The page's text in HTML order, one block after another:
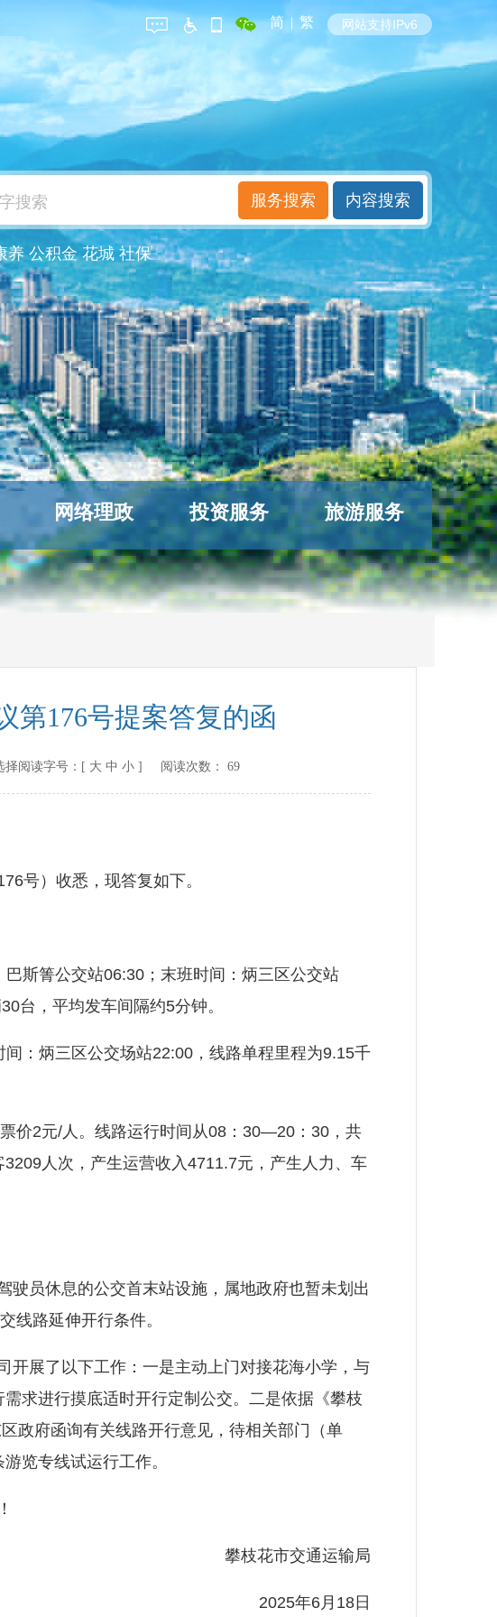
简 | 繁 网站支持IPv6
养 公积金 花城 社保
网络理政 投资服务 旅游服务
第176号提案答复的函
阅读字号：[ 大 中 小] 阅读次数： 69
号）收悉，现答复如下。
斯箐公交站06:30；末班时间：炳三区公交站
台，平均发车间隔约5分钟。
：炳三区公交场站22:00，线路单程里程为9.15千
价2元/人。线路运行时间从08：30—20：30，共
人次，产生运营收入4711.7元，产生人力、车
员休息的公交首末站设施，属地政府也暂未划出
线路延伸开行条件。
展了以下工作：一是主动上门对接花海小学，与
求进行摸底适时开行定制公交。二是依据《攀枝
政府函询有关线路开行意见，待相关部门（单
览专线试运行工作。
攀枝花市交通运输局
2025年6月18日